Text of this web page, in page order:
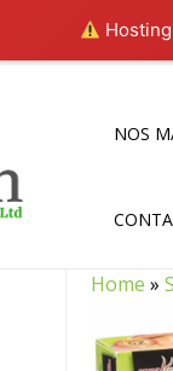
NOS
Home »